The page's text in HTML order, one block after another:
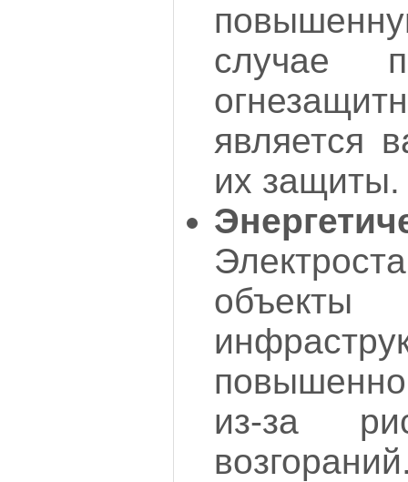
случае
является
их защиты.
объекты
из-за